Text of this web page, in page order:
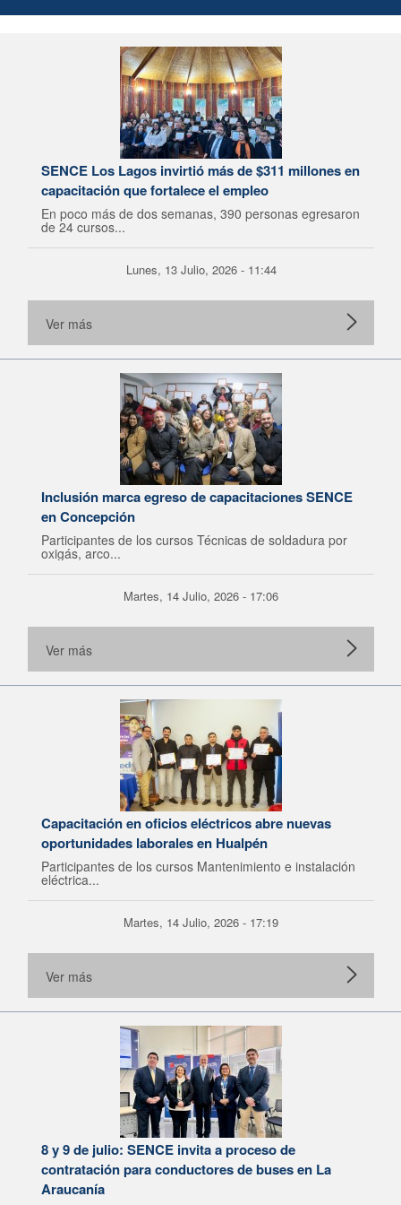
SENCE Los Lagos invirtió más de $311 millones en
capacitación que fortalece el empleo
En poco más de dos semanas, 390 personas egresaron
de 24 cursos...
Lunes, 13 Julio, 2026 - 11:44
Ver más
Inclusión marca egreso de capacitaciones SENCE
en Concepción
Participantes de los cursos Técnicas de soldadura por
oxigás, arco...
Martes, 14 Julio, 2026 - 17:06
Ver más
Capacitación en oficios eléctricos abre nuevas
oportunidades laborales en Hualpén
Participantes de los cursos Mantenimiento e instalación
eléctrica...
Martes, 14 Julio, 2026 - 17:19
Ver más
8 y 9 de julio: SENCE invita a proceso de
contratación para conductores de buses en La
Araucanía